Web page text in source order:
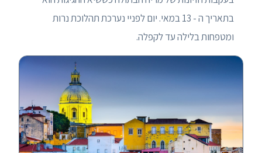
בתאריך ה - 13 במאי. יום לפניי נערכת תהלוכת נרות
ומטפחות בלילה עד לקפלה.